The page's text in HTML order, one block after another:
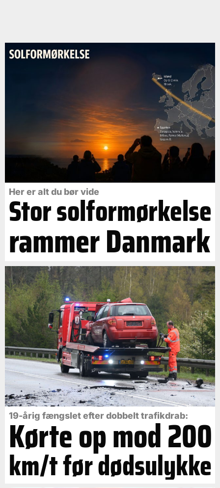
Her er alt du bør vide
Stor solformørkelse
rammer Danmark
19-årig fængslet efter dobbelt trafikdrab:
Kørte op mod 200
km/t før dødsulykke